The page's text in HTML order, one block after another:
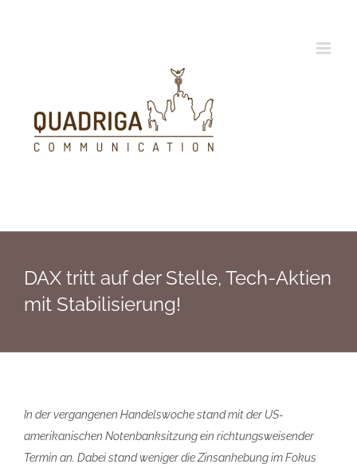
DAX tritt auf der Stelle, Tech-Aktien
mit Stabilisierung!
In der vergangenen Handelswoche stand mit der US-
amerikanischen Notenbanksitzung ein richtungsweisender
Termin an. Dabei stand weniger die Zinsanhebung im Fokus